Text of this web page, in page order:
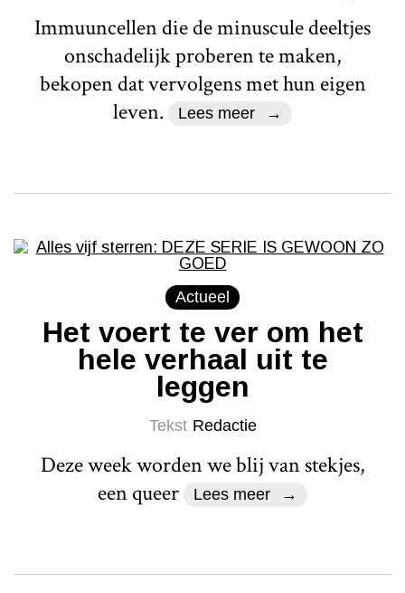
Immuuncellen die de minuscule deeltjes
onschadelijk proberen te maken,
bekopen dat vervolgens met hun eigen
leven.
Lees meer
Actueel
Het voert te ver om het
hele verhaal uit te
leggen
Tekst Redactie
Deze week worden we blij van stekjes,
een queer
Lees meer